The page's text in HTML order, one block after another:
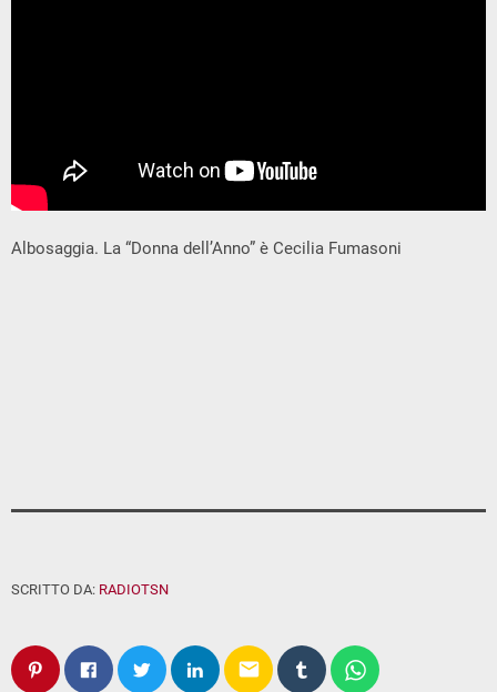
Albosaggia. La “Donna dell’Anno” è Cecilia Fumasoni
SCRITTO DA: RADIOTSN
email